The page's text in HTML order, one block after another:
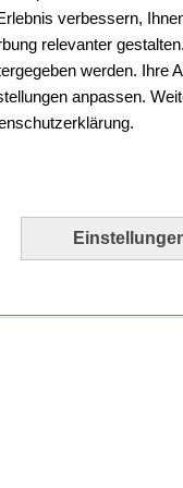
verbessern,
relevanter
werden. Ihre
anpassen.
Da ist
Leider ist ein
Bitte